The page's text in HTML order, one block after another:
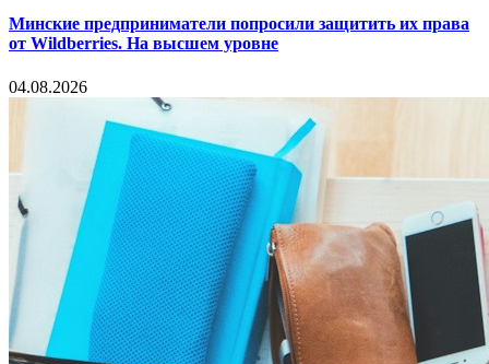
Минские предприниматели попросили защитить их права
от Wildberries. На высшем уровне
04.08.2026